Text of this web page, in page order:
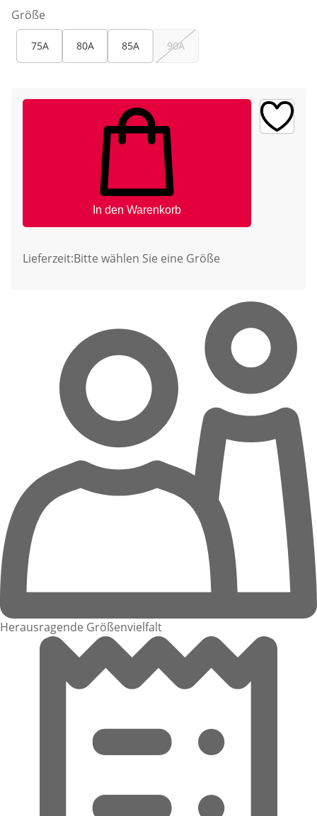
Größe
75A 80A 85A 90A
In den Warenkorb
Lieferzeit:Bitte wählen Sie eine Größe
Herausragende Größenvielfalt